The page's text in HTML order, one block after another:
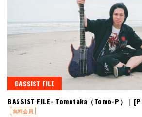
BASSIST FILE
BASSIST FILE- Tomotaka（Tomo-P）｜
無料会員